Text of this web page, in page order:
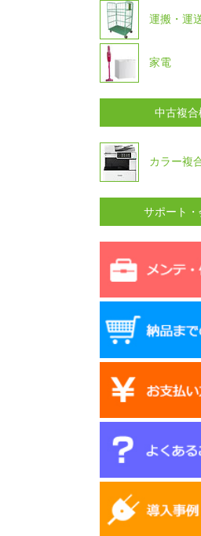
運搬・運
家電
中古複合
カラー複
サポート